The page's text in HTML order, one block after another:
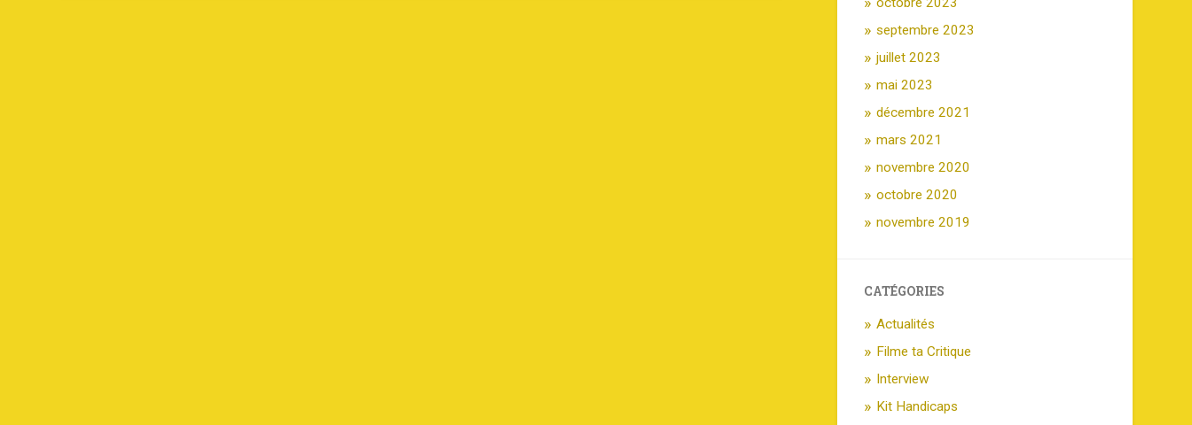
septembre 2023
juillet 2023
mai 2023
décembre 2021
mars 2021
novembre 2020
octobre 2020
novembre 2019
CATÉGORIES
Actualités
Filme ta Critique
Interview
Kit Handicaps